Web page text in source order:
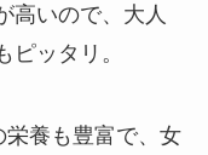
高いので、大人
ッタリ。
栄養も豊富で、女